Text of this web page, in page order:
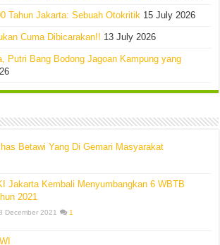
Tahun Jakarta: Sebuah Otokritik 15 July 2026
Cuma Dibicarakan!! 13 July 2026
Putri Bang Bodong Jagoan Kampung yang
Betawi Yang Di Gemari Masyarakat
Jakarta Kembali Menyumbangkan 6 WBTB
2021
December 2021 1